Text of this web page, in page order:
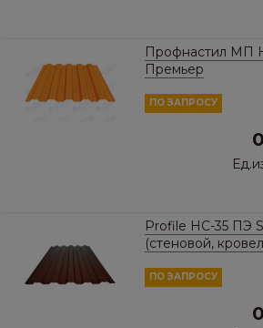
Профнастил МП
Премьер
ПО ЗАПРОСУ
0
Profile НС-35 ПЭ
(стеновой,
ПО ЗАПРОСУ
0